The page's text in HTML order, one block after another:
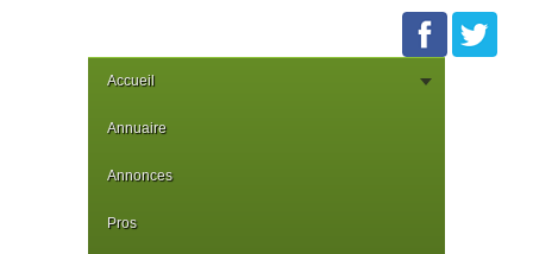
Accueil
Annuaire
Annonces
Pros